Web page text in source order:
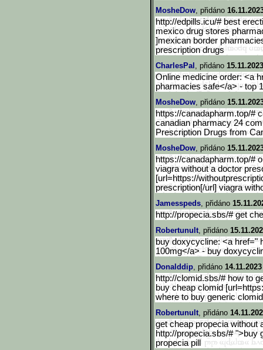
MosheDow, přidáno
http://edpills.icu/# best
mexico drug stores
]mexican border
prescription drugs
CharlesPal , přidáno
Online medicine order: <a
pharmacies safe</a> - top
MosheDow, přidáno
https://canadapharm.top/#
canadian pharmacy 24
Prescription Drugs from
MosheDow, přidáno
https://canadapharm.top/#
viagra without a doctor
[url=https://withoutprescripti
prescription[/url] viagra
Jamesspeds, přidáno
http://propecia.sbs/# get
Robertunult, přidáno
buy doxycycline: <a href="
100mg</a> - buy
Donalddip, přidáno
http://clomid.sbs/# how to
buy cheap clomid
where to buy generic
Robertunult, přidáno
get cheap propecia without
http://propecia.sbs/# ">buy
propecia pill